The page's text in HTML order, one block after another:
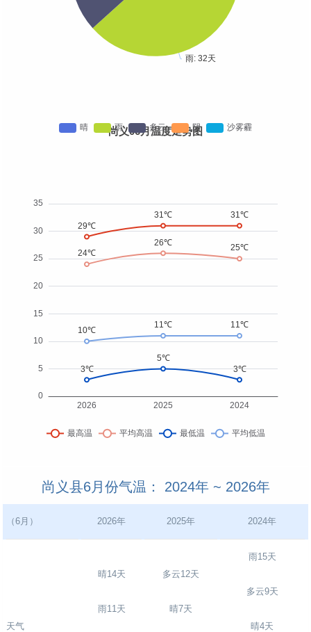
尚义06月温度走势图
尚义县6月份气温： 2024年 ~ 2026年
（6月） 2026年 2025年 2024年
天气
晴14天
雨11天
多云12天
晴7天
雨15天
多云9天
晴4天